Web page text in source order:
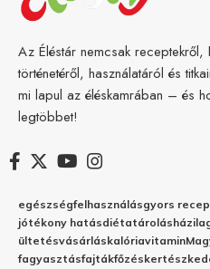
Az Éléstár nemcsak receptekről,
történetéről, használatáról és
mi lapul az éléskamrában – és
legtöbbet!
egészségfelhasználásgyors
jótékony hatásdiétatárolás
ültetésvásárláskalóriavitamin
fagyasztásfajtákfőzés